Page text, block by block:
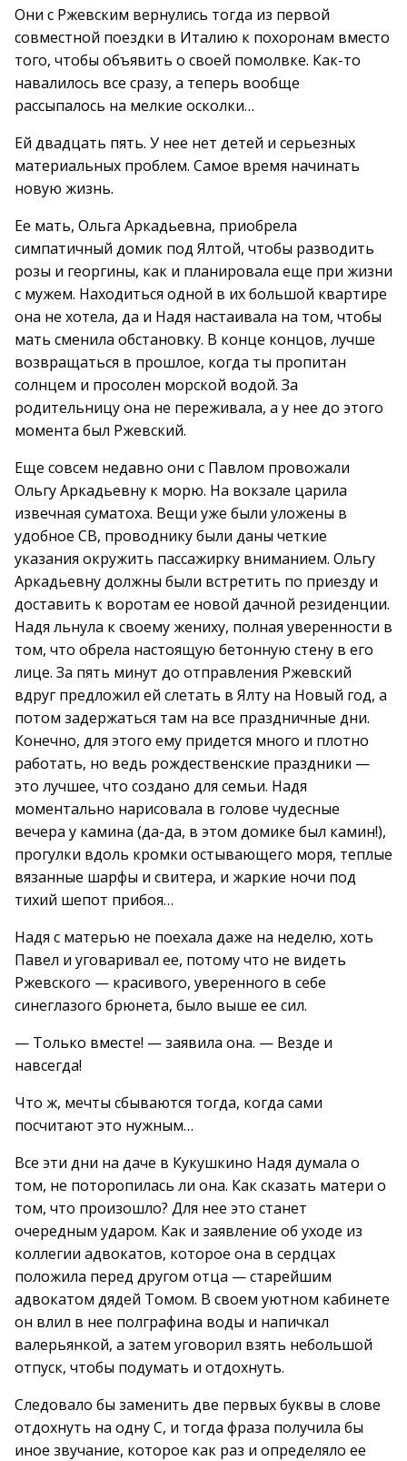
Они с Ржевским вернулись тогда из первой
совместной поездки в Италию к похоронам вместо
того, чтобы объявить о своей помолвке. Как-то
навалилось все сразу, а теперь вообще
рассыпалось на мелкие осколки…
Ей двадцать пять. У нее нет детей и серьезных
материальных проблем. Самое время начинать
новую жизнь.
Ее мать, Ольга Аркадьевна, приобрела
симпатичный домик под Ялтой, чтобы разводить
розы и георгины, как и планировала еще при жизни
с мужем. Находиться одной в их большой квартире
она не хотела, да и Надя настаивала на том, чтобы
мать сменила обстановку. В конце концов, лучше
возвращаться в прошлое, когда ты пропитан
солнцем и просолен морской водой. За
родительницу она не переживала, а у нее до этого
момента был Ржевский.
Еще совсем недавно они с Павлом провожали
Ольгу Аркадьевну к морю. На вокзале царила
извечная суматоха. Вещи уже были уложены в
удобное СВ, проводнику были даны четкие
указания окружить пассажирку вниманием. Ольгу
Аркадьевну должны были встретить по приезду и
доставить к воротам ее новой дачной резиденции.
Надя льнула к своему жениху, полная уверенности в
том, что обрела настоящую бетонную стену в его
лице. За пять минут до отправления Ржевский
вдруг предложил ей слетать в Ялту на Новый год, а
потом задержаться там на все праздничные дни.
Конечно, для этого ему придется много и плотно
работать, но ведь рождественские праздники —
это лучшее, что создано для семьи. Надя
моментально нарисовала в голове чудесные
вечера у камина (да-да, в этом домике был камин!),
прогулки вдоль кромки остывающего моря, теплые
вязанные шарфы и свитера, и жаркие ночи под
тихий шепот прибоя…
Надя с матерью не поехала даже на неделю, хоть
Павел и уговаривал ее, потому что не видеть
Ржевского — красивого, уверенного в себе
синеглазого брюнета, было выше ее сил.
— Только вместе! — заявила она. — Везде и
навсегда!
Что ж, мечты сбываются тогда, когда сами
посчитают это нужным…
Все эти дни на даче в Кукушкино Надя думала о
том, не поторопилась ли она. Как сказать матери о
том, что произошло? Для нее это станет
очередным ударом. Как и заявление об уходе из
коллегии адвокатов, которое она в сердцах
положила перед другом отца — старейшим
адвокатом дядей Томом. В своем уютном кабинете
он влил в нее полграфина воды и напичкал
валерьянкой, а затем уговорил взять небольшой
отпуск, чтобы подумать и отдохнуть.
Следовало бы заменить две первых буквы в слове
отдохнуть на одну С, и тогда фраза получила бы
иное звучание, которое как раз и определяло ее